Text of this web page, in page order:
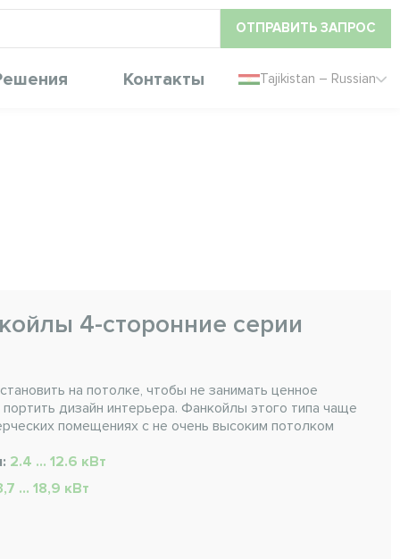
ОТПРАВИТЬ ЗАПРОС
Контакты Tajikistan – Russian
4-сторонние серии
на потолке, чтобы не занимать ценное
дизайн интерьера. Фанкойлы этого типа чаще
помещениях с не очень высоким потолком
2.4 ... 12.6 кВт
... 18,9 кВт